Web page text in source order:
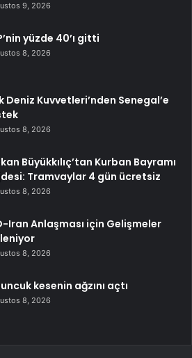
9, 2026
yüzde 40’ı gitti
8, 2026
Deniz Kuvvetleri’nden Senegal’e
8, 2026
Büyükkılıç’tan Kurban Bayramı
Tramvaylar 4 gün ücretsiz
8, 2026
Iran Anlaşması için Gelişmeler
8, 2026
kesenin ağzını açtı
8, 2026